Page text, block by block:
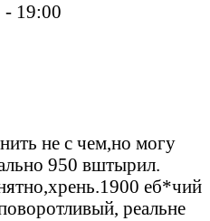
- 19:00
не с чем,но могу
950 вштырил.
еб*чий
реальне